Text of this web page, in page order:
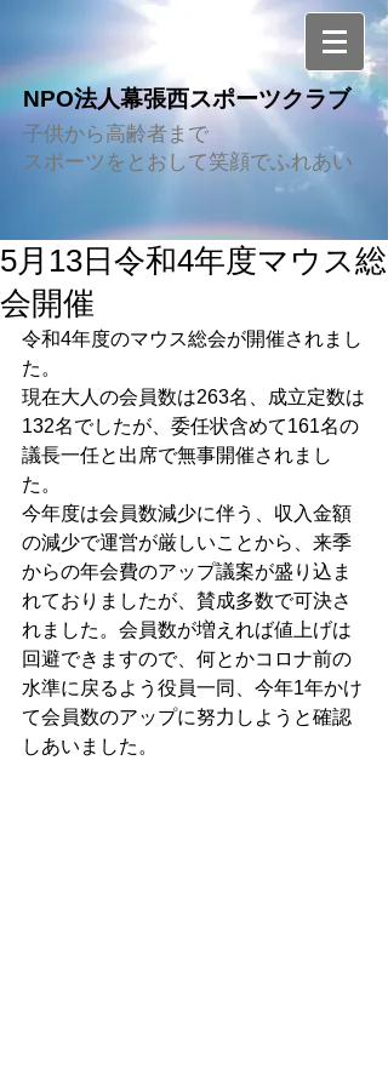
NPO法人幕張西スポーツクラブ
子供から高齢者まで
スポーツをとおして笑顔でふれあい
5月13日令和4年度マウス総
会開催
令和4年度のマウス総会が開催されまし
た。
現在大人の会員数は263名、成立定数は
132名でしたが、委任状含めて161名の
議長一任と出席で無事開催されまし
た。
今年度は会員数減少に伴う、収入金額
の減少で運営が厳しいことから、来季
からの年会費のアップ議案が盛り込ま
れておりましたが、賛成多数で可決さ
れました。会員数が増えれば値上げは
回避できますので、何とかコロナ前の
水準に戻るよう役員一同、今年1年かけ
て会員数のアップに努力しようと確認
しあいました。